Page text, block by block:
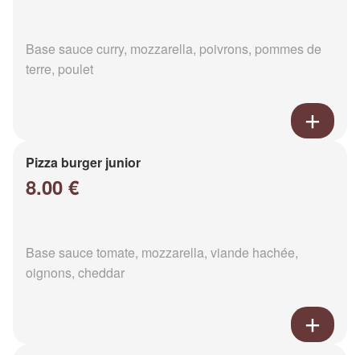
Base sauce curry, mozzarella, poivrons, pommes de
terre, poulet
Pizza burger junior
8.00 €
Base sauce tomate, mozzarella, viande hachée,
oignons, cheddar